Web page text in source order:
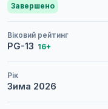
Завершено
Віковий рейтинг
PG-13 16+
Рік
Зима 2026